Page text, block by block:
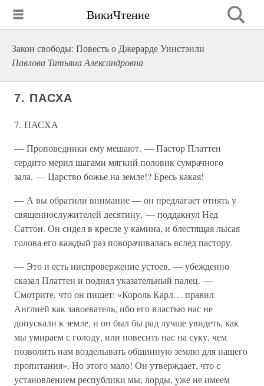
ВикиЧтение
Закон свободы: Повесть о Джерарде Уинстэнли
Павлова Татьяна Александровна
7. ПАСХА
7. ПАСХА
— Проповедники ему мешают. — Пастор Платтен
сердито мерил шагами мягкий половик сумрачного
зала. — Царство божье на земле!? Ересь какая!
— А вы обратили внимание — он предлагает отнять у
священнослужителей десятину, — поддакнул Нед
Саттон. Он сидел в кресле у камина, и блестящая лысая
голова его каждый раз поворачивалась вслед пастору.
— Это и есть ниспровержение устоев, — убежденно
сказал Платтен и поднял указательный палец. —
Смотрите, что он пишет: «Король Карл… правил
Англией как завоеватель, ибо его властью нас не
допускали к земле, и он был бы рад лучше увидеть, как
мы умираем с голоду, или повесить нас на суку, чем
позволить нам возделывать общинную землю для нашего
пропитания». Но этого мало! Он утверждает, что с
установлением республики мы, лорды, уже не имеем